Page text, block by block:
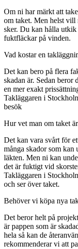
Om ni har märkt att
om taket. Men helst vill
sker. Du kan hålla utkik
fuktfläckar på vinden.
Vad kostar en
Det kan bero på flera
skadan är. Sedan
en mer exakt
Takläggaren i
besök
Hur vet man om taket
Det kan vara svårt för
många skador som kan
läkten. Men ni kan
det är fuktigt vid
Takläggaren i
och ser över taket.
Behöver vi köpa nya
Det beror helt på
är pappen som är
hela så kan de
rekommenderar vi att